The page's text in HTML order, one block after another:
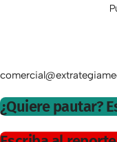
¿Quiere pautar?